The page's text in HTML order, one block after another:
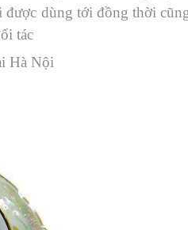
dùng tới đồng thời
tác
Hà Nội